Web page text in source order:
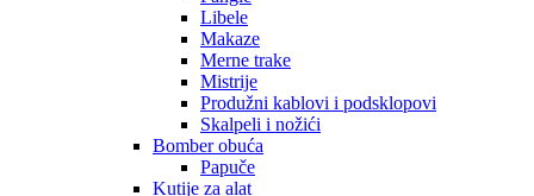
Libele
Makaze
Merne trake
Mistrije
Produžni kablovi i podsklopovi
Skalpeli i nožići
Bomber obuća
Papuče
Kutije za alat